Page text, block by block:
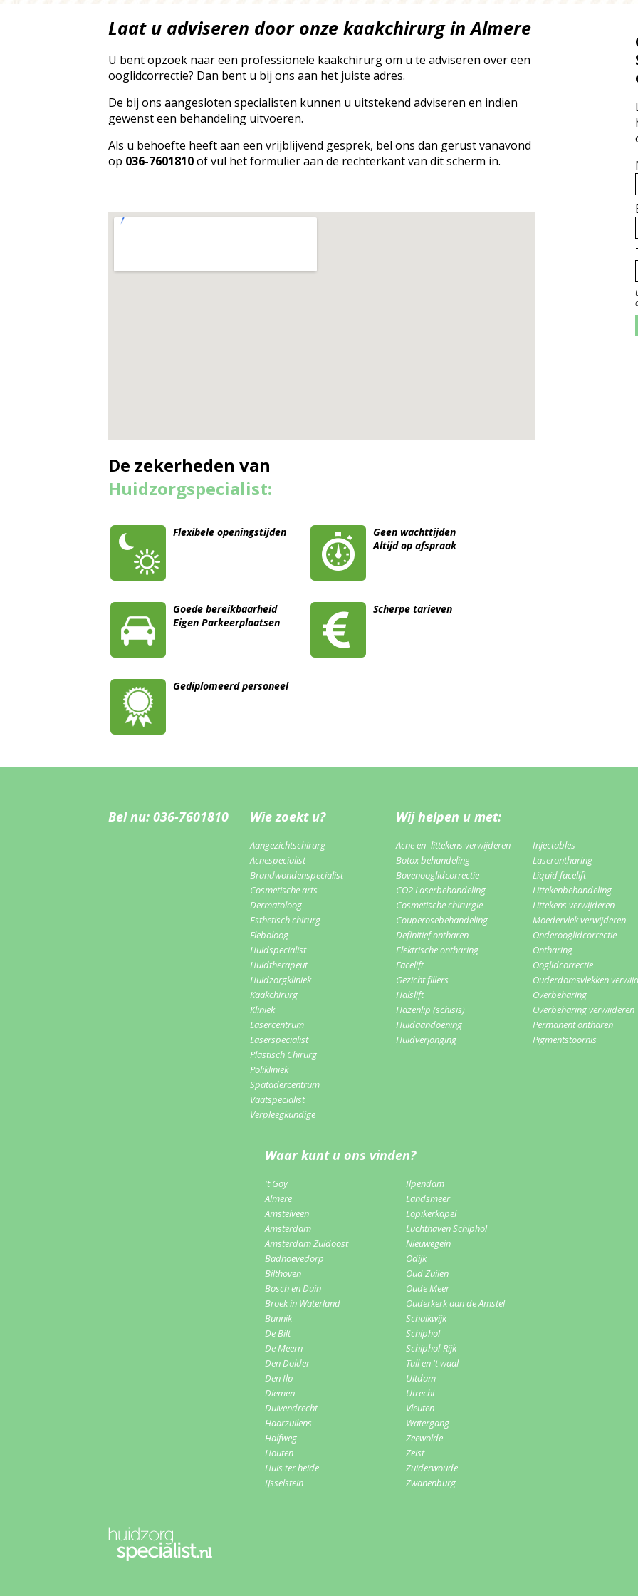
Laat u adviseren door onze kaakchirurg in Almere
U bent opzoek naar een professionele kaakchirurg om u te adviseren over een
ooglidcorrectie? Dan bent u bij ons aan het juiste adres.
De bij ons aangesloten specialisten kunnen u uitstekend adviseren en indien
gewenst een behandeling uitvoeren.
Als u behoefte heeft aan een vrijblijvend gesprek, bel ons dan gerust vanavond
op 036-7601810of vul het formulier aan de rechterkant van dit scherm in.
De zekerheden van
Huidzorgspecialist:
Flexibele openingstijden
Geen wachttijden
Altijd op afspraak
Goede bereikbaarheid
Eigen Parkeerplaatsen
Scherpe tarieven
Gediplomeerd personeel
Bel nu: 036-7601810 Wie zoekt u?
Aangezichtschirurg
Acnespecialist
Brandwondenspecialist
Cosmetische arts
Dermatoloog
Esthetisch chirurg
Fleboloog
Huidspecialist
Huidtherapeut
Huidzorgkliniek
Kaakchirurg
Kliniek
Lasercentrum
Laserspecialist
Plastisch Chirurg
Polikliniek
Spatadercentrum
Vaatspecialist
Verpleegkundige
Wij helpen u met:
Acne en -littekens verwijderen
Botox behandeling
Bovenooglidcorrectie
CO2 Laserbehandeling
Cosmetische chirurgie
Couperosebehandeling
Definitief ontharen
Elektrische ontharing
Facelift
Gezicht fillers
Halslift
Hazenlip (schisis)
Huidaandoening
Huidverjonging
Injectables
Laserontharing
Liquid facelift
Littekenbehandeling
Littekens verwijderen
Moedervlek verwijderen
Onderooglidcorrectie
Ontharing
Ooglidcorrectie
Ouderdomsvlekken
Overbeharing
Overbeharing verwijderen
Permanent ontharen
Pigmentstoornis
Waar kunt u ons vinden?
't Goy
Almere
Amstelveen
Amsterdam
Amsterdam Zuidoost
Badhoevedorp
Bilthoven
Bosch en Duin
Broek in Waterland
Bunnik
De Bilt
De Meern
Den Dolder
Den Ilp
Diemen
Duivendrecht
Haarzuilens
Halfweg
Houten
Huis ter heide
IJsselstein
Ilpendam
Landsmeer
Lopikerkapel
Luchthaven Schiphol
Nieuwegein
Odijk
Oud Zuilen
Oude Meer
Ouderkerk aan de Amstel
Schalkwijk
Schiphol
Schiphol-Rijk
Tull en 't waal
Uitdam
Utrecht
Vleuten
Watergang
Zeewolde
Zeist
Zuiderwoude
Zwanenburg